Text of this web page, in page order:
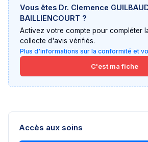
Vous êtes Dr. Clemence
BAILLIENCOURT ?
Activez votre compte pour compléter
collecte d'avis vérifiés.
Plus d'informations sur la conformité et
C'est ma fiche
Accès aux soins